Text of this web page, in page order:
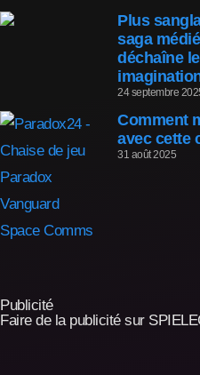
Plus
saga
déchaîne
24 septembre
Comment
avec cette
31 août 2025
Publicité
Faire de la publicité sur